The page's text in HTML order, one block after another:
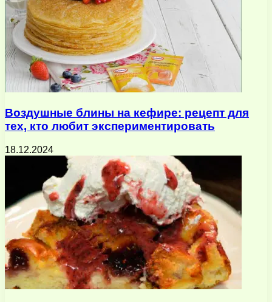
Воздушные блины на кефире: рецепт для
тех, кто любит экспериментировать
18.12.2024